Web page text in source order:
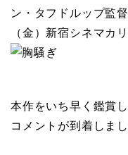
ン・タフドルップ監
（金）新宿シネマカ
本作をいち早く鑑賞
コメントが到着しまし